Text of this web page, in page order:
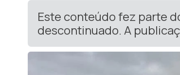
Este conteúdo fez parte
descontinuado. A